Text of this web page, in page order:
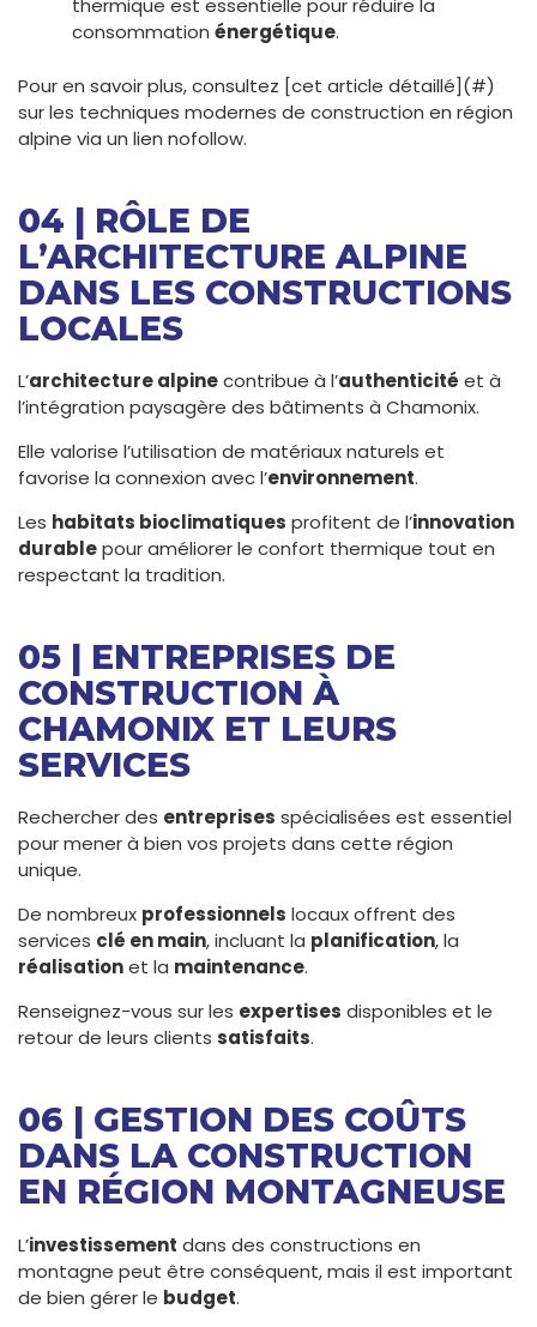
thermique est essentielle pour réduire la
consommation énergétique.
Pour en savoir plus, consultez [cet article détaillé](#)
sur les techniques modernes de construction en région
alpine via un lien nofollow.
04 | RÔLE DE
L’ARCHITECTURE ALPINE
DANS LES CONSTRUCTIONS
LOCALES
L’architecture alpinecontribue à l’authenticité et à
l’intégration paysagère des bâtiments à Chamonix.
Elle valorise l’utilisation de matériaux naturels et
favorise la connexion avec l’environnement.
Les habitats bioclimatiques profitent de l’innovation
durablepour améliorer le confort thermique tout en
respectant la tradition.
05 | ENTREPRISES DE
CONSTRUCTION À
CHAMONIX ET LEURS
SERVICES
Rechercher des entreprises spécialisées est essentiel
pour mener à bien vos projets dans cette région
unique.
De nombreux professionnels locaux offrent des
services clé en main, incluant la planification, la
réalisationet la maintenance.
Renseignez-vous sur les expertises disponibles et le
retour de leurs clients satisfaits.
06 | GESTION DES COÛTS
DANS LA CONSTRUCTION
EN RÉGION MONTAGNEUSE
L’investissement dans des constructions en
montagne peut être conséquent, mais il est important
de bien gérer le budget.